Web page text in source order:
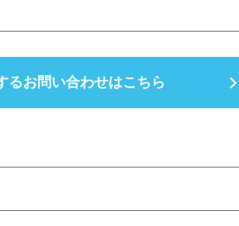
るお問い合わせはこちら